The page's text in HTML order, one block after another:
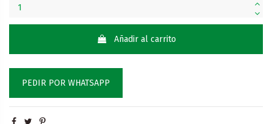
Añadir al carrito
PEDIR POR WHATSAPP